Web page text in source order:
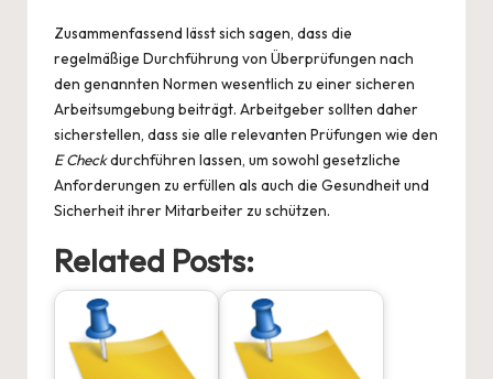
Zusammenfassend lässt sich sagen, dass die
regelmäßige Durchführung von Überprüfungen nach
den genannten Normen wesentlich zu einer sicheren
Arbeitsumgebung beiträgt. Arbeitgeber sollten daher
sicherstellen, dass sie alle relevanten Prüfungen wie den
E Checkdurchführen lassen, um sowohl gesetzliche
Anforderungen zu erfüllen als auch die Gesundheit und
Sicherheit ihrer Mitarbeiter zu schützen.
Related Posts: